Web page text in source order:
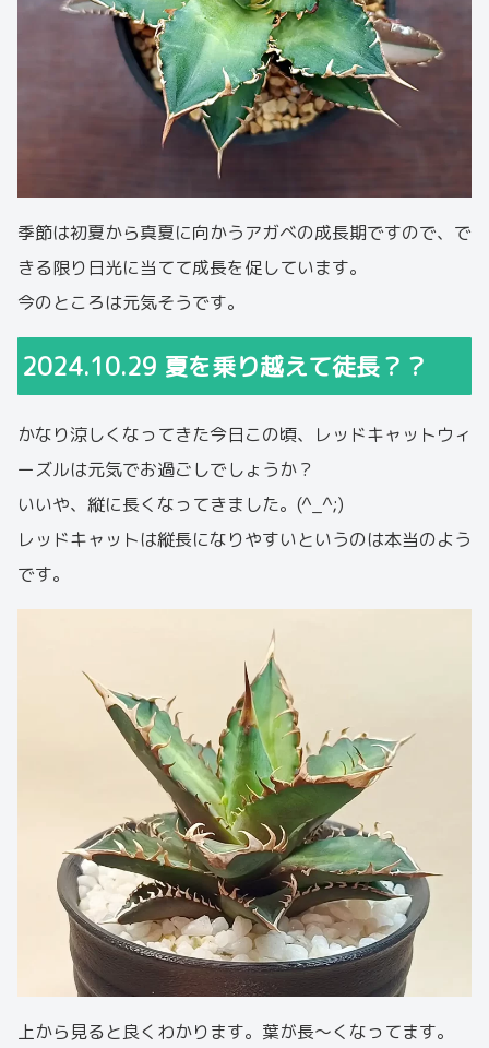
季節は初夏から真夏に向かうアガベの成長期ですので、で
きる限り日光に当てて成長を促しています。
今のところは元気そうです。
2024.10.29 夏を乗り越えて徒長？？
かなり涼しくなってきた今日この頃、レッドキャットウィ
ーズルは元気でお過ごしでしょうか？
いいや、縦に長くなってきました。(^_^;)
レッドキャットは縦長になりやすいというのは本当のよう
です。
上から見ると良くわかります。葉が長〜くなってます。